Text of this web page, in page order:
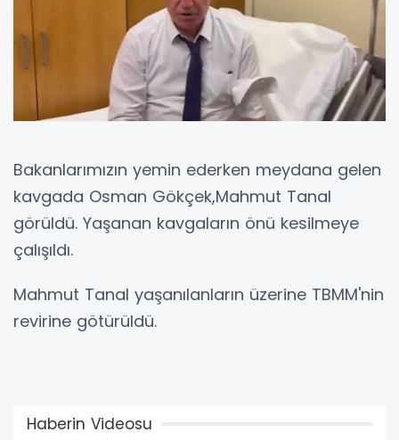
Bakanlarımızın yemin ederken meydana gelen
kavgada Osman Gökçek,Mahmut Tanal
görüldü. Yaşanan kavgaların önü kesilmeye
çalışıldı.
Mahmut Tanal yaşanılanların üzerine TBMM'nin
revirine götürüldü.
Haberin Videosu